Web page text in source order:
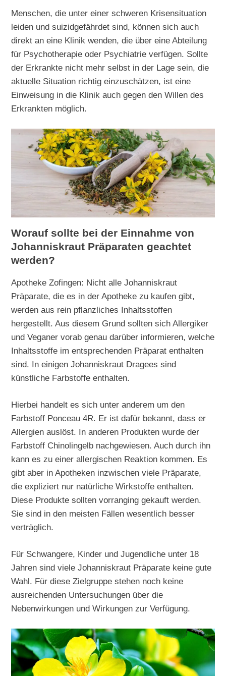
Menschen, die unter einer schweren Krisensituation
leiden und suizidgefährdet sind, können sich auch
direkt an eine Klinik wenden, die über eine Abteilung
für Psychotherapie oder Psychiatrie verfügen. Sollte
der Erkrankte nicht mehr selbst in der Lage sein, die
aktuelle Situation richtig einzuschätzen, ist eine
Einweisung in die Klinik auch gegen den Willen des
Erkrankten möglich.
Worauf sollte bei der Einnahme von
Johanniskraut Präparaten geachtet
werden?
Apotheke Zofingen: Nicht alle Johanniskraut
Präparate, die es in der Apotheke zu kaufen gibt,
werden aus rein pflanzliches Inhaltsstoffen
hergestellt. Aus diesem Grund sollten sich Allergiker
und Veganer vorab genau darüber informieren, welche
Inhaltsstoffe im entsprechenden Präparat enthalten
sind. In einigen Johanniskraut Dragees sind
künstliche Farbstoffe enthalten.
Hierbei handelt es sich unter anderem um den
Farbstoff Ponceau 4R. Er ist dafür bekannt, dass er
Allergien auslöst. In anderen Produkten wurde der
Farbstoff Chinolingelb nachgewiesen. Auch durch ihn
kann es zu einer allergischen Reaktion kommen. Es
gibt aber in Apotheken inzwischen viele Präparate,
die expliziert nur natürliche Wirkstoffe enthalten.
Diese Produkte sollten vorranging gekauft werden.
Sie sind in den meisten Fällen wesentlich besser
verträglich.
Für Schwangere, Kinder und Jugendliche unter 18
Jahren sind viele Johanniskraut Präparate keine gute
Wahl. Für diese Zielgruppe stehen noch keine
ausreichenden Untersuchungen über die
Nebenwirkungen und Wirkungen zur Verfügung.